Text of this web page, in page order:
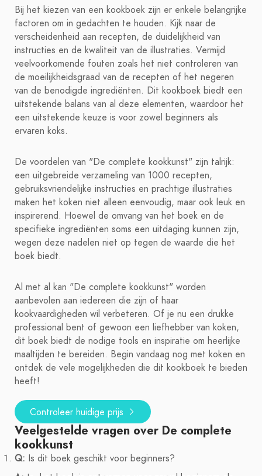
Bij het kiezen van een kookboek zijn er enkele belangrijke
factoren om in gedachten te houden. Kijk naar de
verscheidenheid aan recepten, de duidelijkheid van
instructies en de kwaliteit van de illustraties. Vermijd
veelvoorkomende fouten zoals het niet controleren van
de moeilijkheidsgraad van de recepten of het negeren
van de benodigde ingrediënten. Dit kookboek biedt een
uitstekende balans van al deze elementen, waardoor het
een uitstekende keuze is voor zowel beginners als
ervaren koks.
De voordelen van "De complete kookkunst" zijn talrijk:
een uitgebreide verzameling van 1000 recepten,
gebruiksvriendelijke instructies en prachtige illustraties
maken het koken niet alleen eenvoudig, maar ook leuk en
inspirerend. Hoewel de omvang van het boek en de
specifieke ingrediënten soms een uitdaging kunnen zijn,
wegen deze nadelen niet op tegen de waarde die het
boek biedt.
Al met al kan "De complete kookkunst" worden
aanbevolen aan iedereen die zijn of haar
kookvaardigheden wil verbeteren. Of je nu een drukke
professional bent of gewoon een liefhebber van koken,
dit boek biedt de nodige tools en inspiratie om heerlijke
maaltijden te bereiden. Begin vandaag nog met koken en
ontdek de vele mogelijkheden die dit kookboek te bieden
heeft!
Controleer huidige prijs
Veelgestelde vragen over De complete
kookkunst
Q: Is dit boek geschikt voor beginners?